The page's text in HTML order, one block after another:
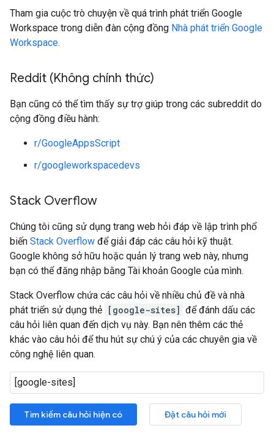
Tham gia cuộc trò chuyện về quá trình phát triển Google
Workspace trong diễn đàn cộng đồng Nhà phát triển Google
Workspace.
Reddit (Không chính thức)
Bạn cũng có thể tìm thấy sự trợ giúp trong các subreddit do
cộng đồng điều hành:
r/GoogleAppsScript
r/googleworkspacedevs
Stack Overflow
Chúng tôi cũng sử dụng trang web hỏi đáp về lập trình phổ
biến Stack Overflow để giải đáp các câu hỏi kỹ thuật.
Google không sở hữu hoặc quản lý trang web này, nhưng
bạn có thể đăng nhập bằng Tài khoản Google của mình.
Stack Overflow chứa các câu hỏi về nhiều chủ đề và nhà
phát triển sử dụng thẻ [google-sites] để đánh dấu các
câu hỏi liên quan đến dịch vụ này. Bạn nên thêm các thẻ
khác vào câu hỏi để thu hút sự chú ý của các chuyên gia về
công nghệ liên quan.
Tìm kiếm câu hỏi hiện có Đặt câu hỏi mới